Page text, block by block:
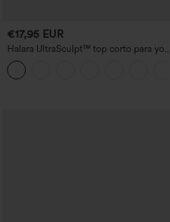
€17,95 EUR
Halara UltraSculpt™ top corto para yoga
con tirantes dobles y espalda
descubierta retorcida